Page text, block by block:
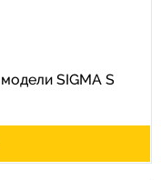
SIGMA S